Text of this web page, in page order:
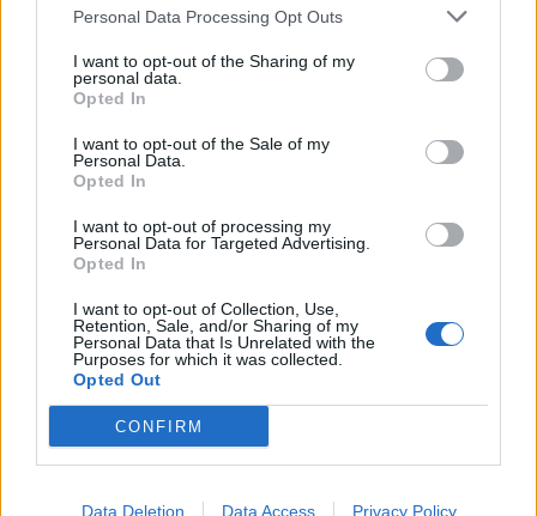
Personal Data Processing Opt Outs
I want to opt-out of the Sharing of my
personal data.
Opted In
I want to opt-out of the Sale of my
Personal Data.
Opted In
I want to opt-out of processing my
Personal Data for Targeted Advertising.
Opted In
I want to opt-out of Collection, Use,
Retention, Sale, and/or Sharing of my
Personal Data that Is Unrelated with the
Purposes for which it was collected.
Opted Out
CONFIRM
Data Deletion Data Access Privacy Policy
Ισραήλ: Η Γαλλία μας
"πρόδωσε"
ΕΕ: Η κρίση στη Μέση
τουριστικό κλάδο